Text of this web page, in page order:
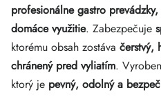
profesionálne gastro
domáce využitie. Zabezpečuje
ktorému obsah zostáva čerstvý,
chránený pred vyliatím.
ktorý je pevný, odolný a